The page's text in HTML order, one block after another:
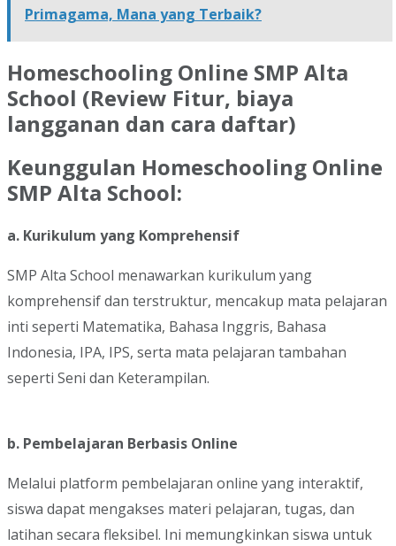
Primagama, Mana yang Terbaik?
Homeschooling Online SMP Alta
School (Review Fitur, biaya
langganan dan cara daftar)
Keunggulan Homeschooling Online
SMP Alta School:
a. Kurikulum yang Komprehensif
SMP Alta School menawarkan kurikulum yang
komprehensif dan terstruktur, mencakup mata pelajaran
inti seperti Matematika, Bahasa Inggris, Bahasa
Indonesia, IPA, IPS, serta mata pelajaran tambahan
seperti Seni dan Keterampilan.
b. Pembelajaran Berbasis Online
Melalui platform pembelajaran online yang interaktif,
siswa dapat mengakses materi pelajaran, tugas, dan
latihan secara fleksibel. Ini memungkinkan siswa untuk